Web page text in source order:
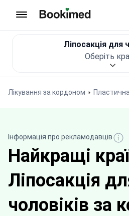
Лікування за кордоном Пластична
Ліпосакція для
Оберіть
Інформація про рекламодавців
Найкращі
Ліпосакція
чоловіків за